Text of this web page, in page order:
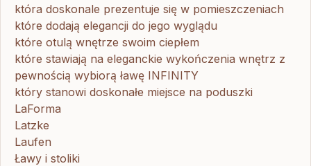
która doskonale prezentuje się w pomieszczeniach
które dodają elegancji do jego wyglądu
które otulą wnętrze swoim ciepłem
które stawiają na eleganckie wykończenia wnętrz z
pewnością wybiorą ławę INFINITY
który stanowi doskonałe miejsce na poduszki
LaForma
Latzke
Laufen
Ławy i stoliki